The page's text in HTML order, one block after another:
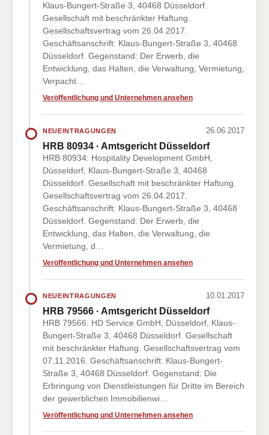
Klaus-Bungert-Straße 3, 40468 Düsseldorf.
Gesellschaft mit beschränkter Haftung.
Gesellschaftsvertrag vom 26.04.2017.
Geschäftsanschrift: Klaus-Bungert-Straße 3, 40468
Düsseldorf. Gegenstand: Der Erwerb, die
Entwicklung, das Halten, die Verwaltung, Vermietung,
Verpacht…
Veröffentlichung und Unternehmen ansehen
NEUEINTRAGUNGEN 26.06.2017
HRB 80934 · Amtsgericht Düsseldorf
HRB 80934: Hospitality Development GmbH,
Düsseldorf, Klaus-Bungert-Straße 3, 40468
Düsseldorf. Gesellschaft mit beschränkter Haftung.
Gesellschaftsvertrag vom 26.04.2017.
Geschäftsanschrift: Klaus-Bungert-Straße 3, 40468
Düsseldorf. Gegenstand: Der Erwerb, die
Entwicklung, das Halten, die Verwaltung, die
Vermietung, d…
Veröffentlichung und Unternehmen ansehen
NEUEINTRAGUNGEN 10.01.2017
HRB 79566 · Amtsgericht Düsseldorf
HRB 79566: HD Service GmbH, Düsseldorf, Klaus-
Bungert-Straße 3, 40468 Düsseldorf. Gesellschaft
mit beschränkter Haftung. Gesellschaftsvertrag vom
07.11.2016. Geschäftsanschrift: Klaus-Bungert-
Straße 3, 40468 Düsseldorf. Gegenstand: Die
Erbringung von Dienstleistungen für Dritte im Bereich
der gewerblichen Immobilienwi…
Veröffentlichung und Unternehmen ansehen